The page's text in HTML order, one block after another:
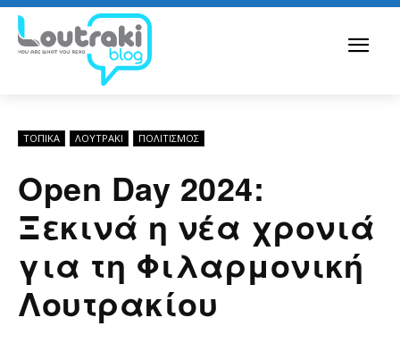
ΤΟΠΙΚΑ ΛΟΥΤΡΆΚΙ ΠΟΛΙΤΙΣΜΟΣ
Open Day 2024:
Ξεκινά η νέα χρονιά
για τη Φιλαρμονική
Λουτρακίου